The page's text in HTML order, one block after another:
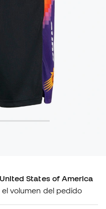
States of America
volumen del pedido